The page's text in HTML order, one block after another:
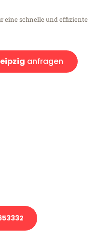
eine schnelle und effiziente
anfragen